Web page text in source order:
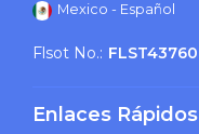
Mexico - Español
Flsot No.: FLST43760
Enlaces Rápidos